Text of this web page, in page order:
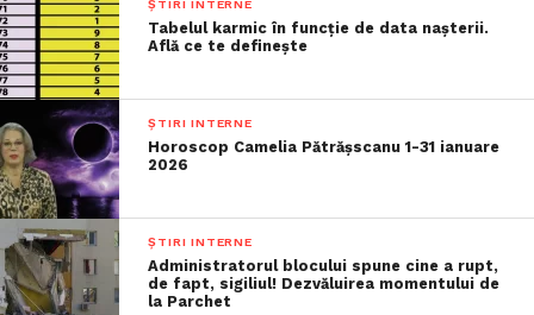
ȘTIRI INTERNE
Tabelul karmic în funcție de data nașterii.
Află ce te definește
ȘTIRI INTERNE
Horoscop Camelia Pătrășscanu 1-31 ianuare
2026
ȘTIRI INTERNE
Administratorul blocului spune cine a rupt,
de fapt, sigiliul! Dezvăluirea momentului de
la Parchet